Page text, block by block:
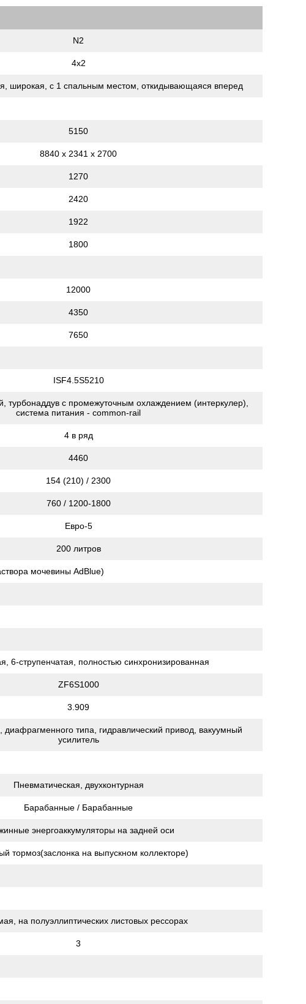
N2
4х2
широкая, c 1 спальным местом, откидывающаяся вперед
5150
8840 х 2341 х 2700
1270
2420
1922
1800
12000
4350
7650
ISF4.5S5210
турбонаддув с промежуточным охлаждением (интеркулер),
система питания - common-rail
4 в ряд
4460
154 (210) / 2300
760 / 1200-1800
Евро-5
200 литров
мочевины AdBlue)
6-струпенчатая, полностью синхронизированная
ZF6S1000
3.909
диафрагменного типа, гидравлический привод, вакуумный
усилитель
Пневматическая, двухконтурная
Барабанные / Барабанные
энергоаккумуляторы на задней оси
тормоз(заслонка на выпускном коллекторе)
на полуэллиптических листовых рессорах
3